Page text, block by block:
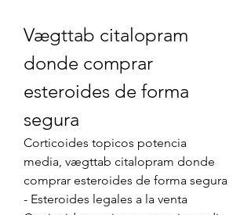
Vægttab citalopram
donde comprar
esteroides de forma
segura
Corticoides topicos potencia
media, vægttab citalopram donde
comprar esteroides de forma segura
- Esteroides legales a la venta